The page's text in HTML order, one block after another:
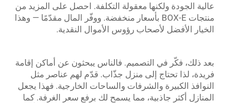
عالية الجودة ولكنها معقولة التكلفة. احصل على المزيد من
منتجات BOX-E بأسعار منخفضة. ووفّر المال مقدّمًا — وهذا
الخيار الأفضل لأصحاب رؤوس الأموال النقدية.
بعد ذلك، فكّر في التصميم. فالناس يبحثون عن أماكن إقامة
فريدة، لذا تحتاج إلى منزل جذّاب. قدّم لهم عناصر مثل
النوافذ الكبيرة والشرفات والساحات الخارجية. فهذا يجعل
المنازل أكثر جاذبية، مما يسمح لك برفع سعر الغرفة. كما